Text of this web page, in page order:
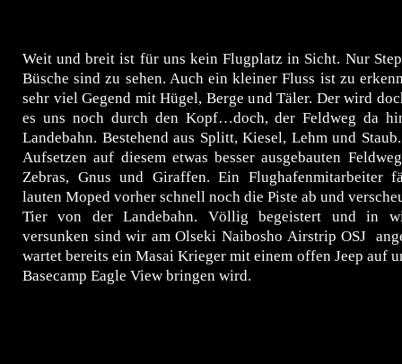
Weit und breit ist für uns kein Flugplatz in Sicht. Nur
Büsche sind zu sehen. Auch ein kleiner Fluss ist zu
sehr viel Gegend mit Hügel, Berge und Täler. Der wird
es uns noch durch den Kopf…doch, der Feldweg da
Landebahn. Bestehend aus Splitt, Kiesel, Lehm und
Aufsetzen auf diesem etwas besser ausgebauten
Zebras, Gnus und Giraffen. Ein Flughafenmitarbeiter
lauten Moped vorher schnell noch die Piste ab und
Tier von der Landebahn. Völlig begeistert und in
versunken sind wir am Olseki Naibosho Airstrip OSJ
wartet bereits ein Masai Krieger mit einem offen Jeep auf
Basecamp Eagle View bringen wird.